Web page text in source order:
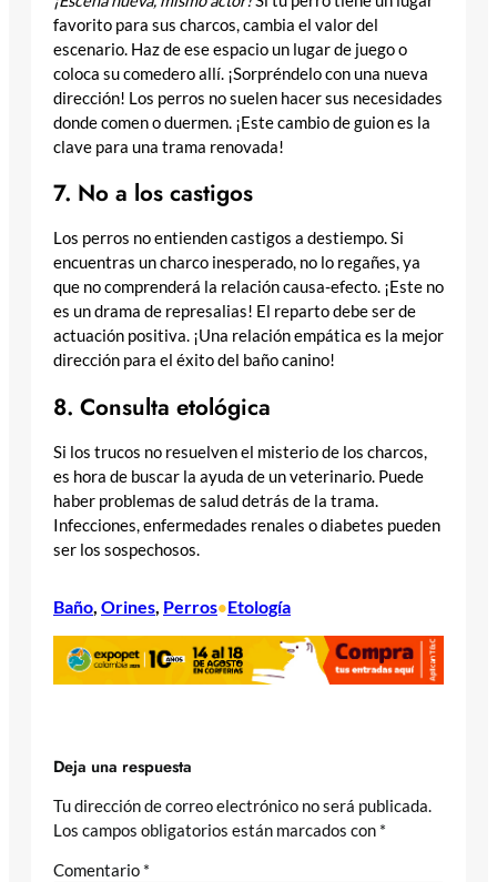
favorito para sus charcos, cambia el valor del
escenario. Haz de ese espacio un lugar de juego o
coloca su comedero allí. ¡Sorpréndelo con una nueva
dirección! Los perros no suelen hacer sus necesidades
donde comen o duermen. ¡Este cambio de guion es la
clave para una trama renovada!
7. No a los castigos
Los perros no entienden castigos a destiempo. Si
encuentras un charco inesperado, no lo regañes, ya
que no comprenderá la relación causa-efecto. ¡Este no
es un drama de represalias! El reparto debe ser de
actuación positiva. ¡Una relación empática es la mejor
dirección para el éxito del baño canino!
8. Consulta etológica
Si los trucos no resuelven el misterio de los charcos,
es hora de buscar la ayuda de un veterinario. Puede
haber problemas de salud detrás de la trama.
Infecciones, enfermedades renales o diabetes pueden
ser los sospechosos.
Baño, Orines, Perros•Etología
Deja una respuesta
Tu dirección de correo electrónico no será publicada.
Los campos obligatorios están marcados con *
Comentario *